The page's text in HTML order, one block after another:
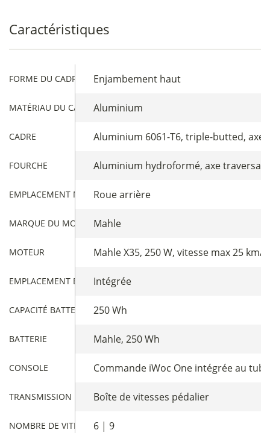
Caractéristiques
FORME DU CADRE Enjambement haut
MATÉRIAU DU CADREAluminium
CADRE Aluminium 6061-T6, triple-butted, axe
FOURCHE Aluminium hydroformé, axe
EMPLACEMENT MOTEURRoue arrière
MARQUE DU MOTEURMahle
MOTEUR Mahle X35, 250 W, vitesse max 25 km/
EMPLACEMENT BATTERIEIntégrée
CAPACITÉ BATTERIE 250 Wh
BATTERIE Mahle, 250 Wh
CONSOLE Commande iWoc One intégrée au
TRANSMISSION Boîte de vitesses pédalier
NOMBRE DE VITESSES6 | 9